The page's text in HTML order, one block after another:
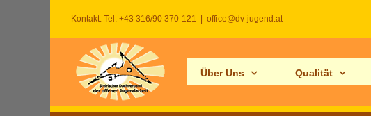
Kontakt: Tel. +43 316/90 370-121 office@dv-jugend.at
Über Uns Qualität